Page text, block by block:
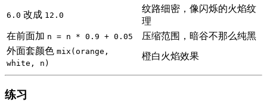
6.0 改成 12.0
纹路细密，像闪烁的火焰纹
理
在前面加 n = n * 0.9 + 0.05
压缩范围，暗谷不那么纯黑
外面套颜色 mix(orange,
white, n)
橙白火焰效果
练习